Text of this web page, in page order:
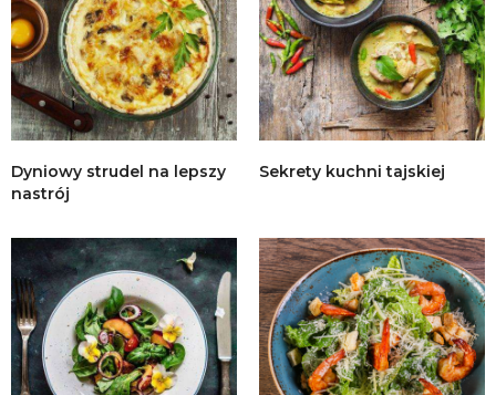
Dyniowy strudel na lepszy
nastrój
Sekrety kuchni tajskiej